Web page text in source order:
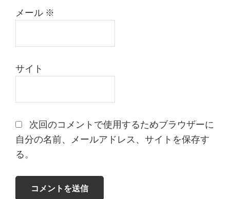
メール ※
サイト
次回のコメントで使用するためブラウザーに
自分の名前、メールアドレス、サイトを保存す
る。